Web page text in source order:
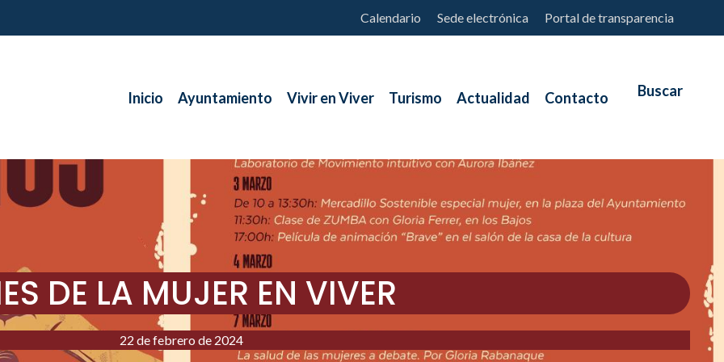
Calendario Sede electrónica Portal de transparencia
Inicio Ayuntamiento Vivir en Viver Turismo Actualidad Contacto
DE LA MUJER EN VIVER
22 de febrero de 2024